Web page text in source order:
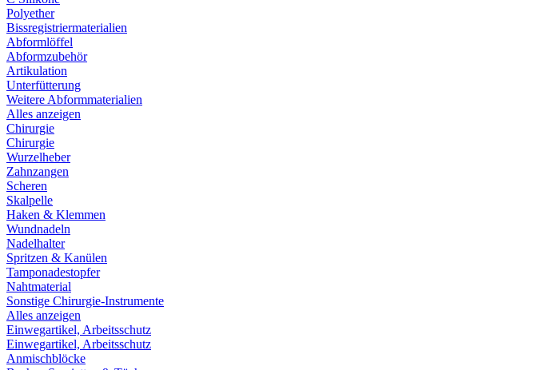
Polyether
Bissregistriermaterialien
Abformlöffel
Abformzubehör
Artikulation
Unterfütterung
Weitere Abformmaterialien
Alles anzeigen
Chirurgie
Chirurgie
Wurzelheber
Zahnzangen
Scheren
Skalpelle
Haken & Klemmen
Wundnadeln
Nadelhalter
Spritzen & Kanülen
Tamponadestopfer
Nahtmaterial
Sonstige Chirurgie-Instrumente
Alles anzeigen
Einwegartikel, Arbeitsschutz
Einwegartikel, Arbeitsschutz
Anmischblöcke